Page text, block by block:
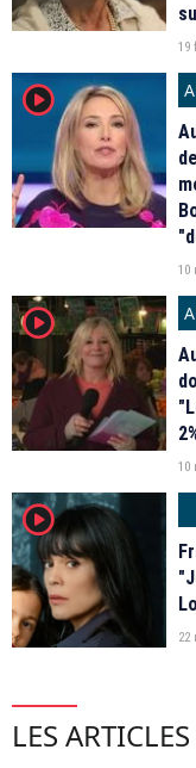
19
player2
10
player2
10
player2
22
LES